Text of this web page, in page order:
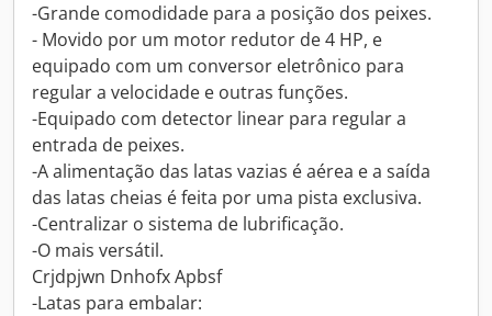
-Grande comodidade para a posição dos peixes.
- Movido por um motor redutor de 4 HP, e
equipado com um conversor eletrônico para
regular a velocidade e outras funções.
-Equipado com detector linear para regular a
entrada de peixes.
-A alimentação das latas vazias é aérea e a saída
das latas cheias é feita por uma pista exclusiva.
-Centralizar o sistema de lubrificação.
-O mais versátil.
Crjdpjwn Dnhofx Apbsf
-Latas para embalar: